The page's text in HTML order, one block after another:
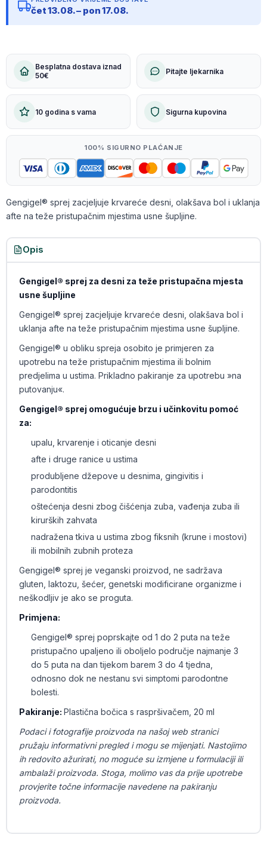
čet 13.08. – pon 17.08.
Besplatna dostava iznad
50€
Pitajte ljekarnika
10 godina s vama Sigurna kupovina
100% SIGURNO PLAĆANJE
Gengigel® sprej zacjeljuje krvareće desni, olakšava bol i uklanja
afte na teže pristupačnim mjestima usne šupljine.
Opis
Gengigel® sprej za desni za teže pristupačna mjesta
usne šupljine
Gengigel® sprej zacjeljuje krvareće desni, olakšava bol i
uklanja afte na teže pristupačnim mjestima usne šupljine.
Gengigel® u obliku spreja osobito je primjeren za
upotrebu na teže pristupačnim mjestima ili bolnim
predjelima u ustima. Prikladno pakiranje za upotrebu »na
putovanju«.
Gengigel® sprej omogućuje brzu i učinkovitu pomoć
za:
upalu, krvarenje i oticanje desni
afte i druge ranice u ustima
produbljene džepove u desnima, gingivitis i
parodontitis
oštećenja desni zbog čišćenja zuba, vađenja zuba ili
kirurških zahvata
nadražena tkiva u ustima zbog fiksnih (krune i mostovi)
ili mobilnih zubnih proteza
Gengigel® sprej je veganski proizvod, ne sadržava
gluten, laktozu, šećer, genetski modificirane organizme i
neškodljiv je ako se proguta.
Primjena:
Gengigel® sprej poprskajte od 1 do 2 puta na teže
pristupačno upaljeno ili oboljelo područje najmanje 3
do 5 puta na dan tijekom barem 3 do 4 tjedna,
odnosno dok ne nestanu svi simptomi parodontne
bolesti.
Pakiranje: Plastična bočica s raspršivačem, 20 ml
Podaci i fotografije proizvoda na našoj web stranici
pružaju informativni pregled i mogu se mijenjati. Nastojimo
ih redovito ažurirati, no moguće su izmjene u formulaciji ili
ambalaži proizvoda. Stoga, molimo vas da prije upotrebe
provjerite točne informacije navedene na pakiranju
proizvoda.